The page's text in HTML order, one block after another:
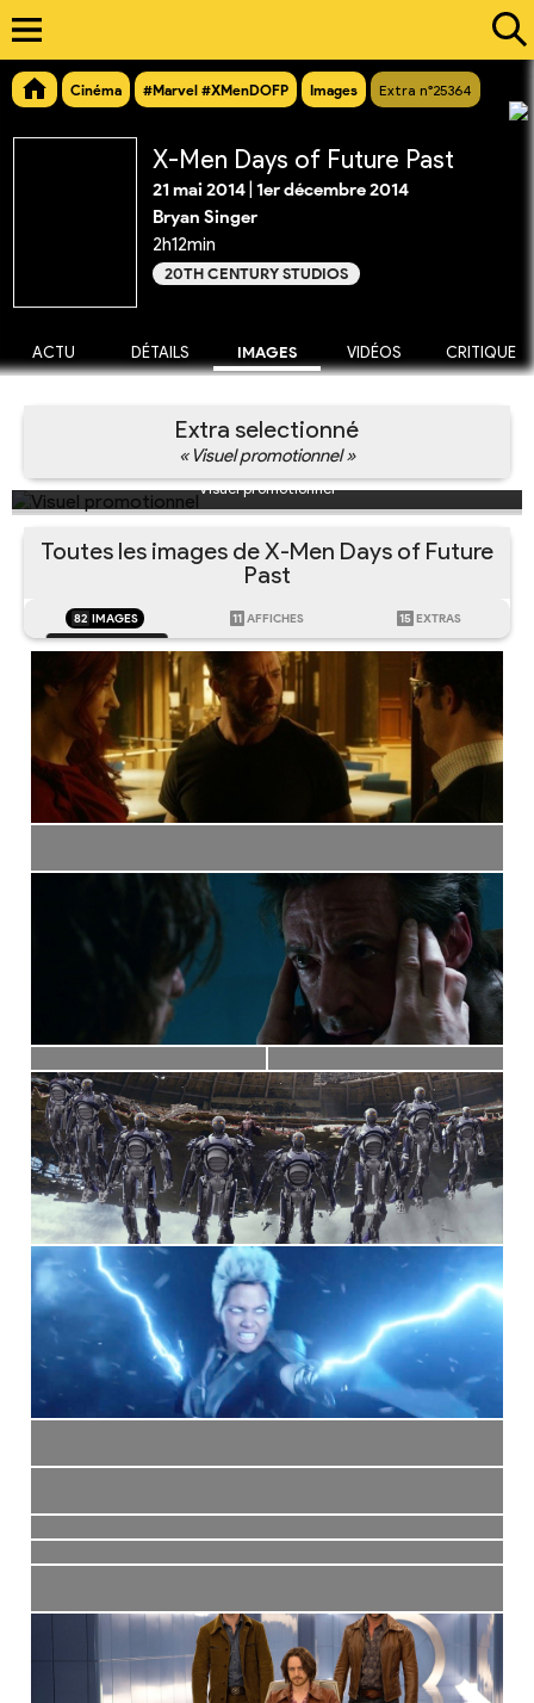
Cinéma #Marvel #XMenDOFP Images Extra n°25364
X-Men Days of Future Past
21 mai 2014 1er décembre 2014
Bryan Singer
2h12min
20TH CENTURY STUDIOS
ACTU DÉTAILS IMAGES VIDÉOS CRITIQUE
Extra selectionné
« Visuel promotionnel »
Visuel promotionnel
Toutes les images de X-Men Days of Future
Past
82 IMAGES 11 AFFICHES 15 EXTRAS